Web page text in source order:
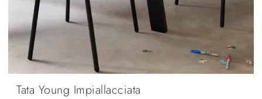
Tata Young Impiallacciata